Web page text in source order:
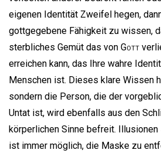
eigenen Identität Zweifel hegen,
gottgegebene Fähigkeit zu wissen,
sterbliches Gemüt das von Gott
erreichen kann, das Ihre wahre
Menschen ist. Dieses klare Wissen
sondern die Person, die der
Untat ist, wird ebenfalls aus den
körperlichen Sinne befreit. Illusionen
ist immer möglich, die Maske zu